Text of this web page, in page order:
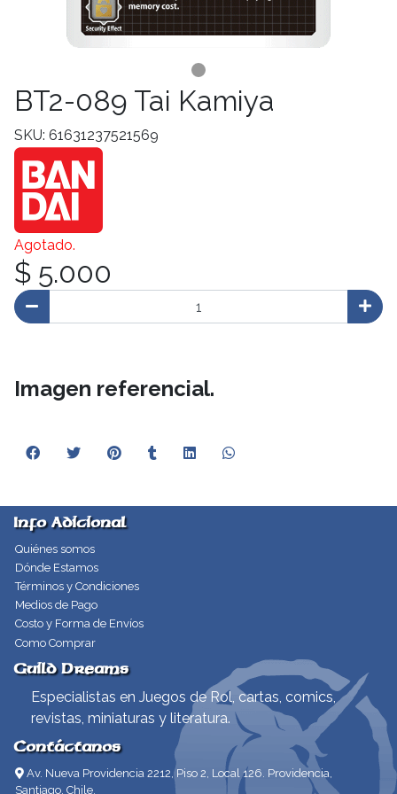
BT2-089 Tai Kamiya
SKU: 61631237521569
Agotado.
$ 5.000
Imagen referencial.
Info Adicional
Quiénes somos
Dónde Estamos
Términos y Condiciones
Medios de Pago
Costo y Forma de Envíos
Como Comprar
Guild Dreams
Especialistas en Juegos de Rol, cartas, comics,
revistas, miniaturas y literatura.
Contáctanos
Av. Nueva Providencia 2212, Piso 2, Local 126. Providencia,
Santiago, Chile.